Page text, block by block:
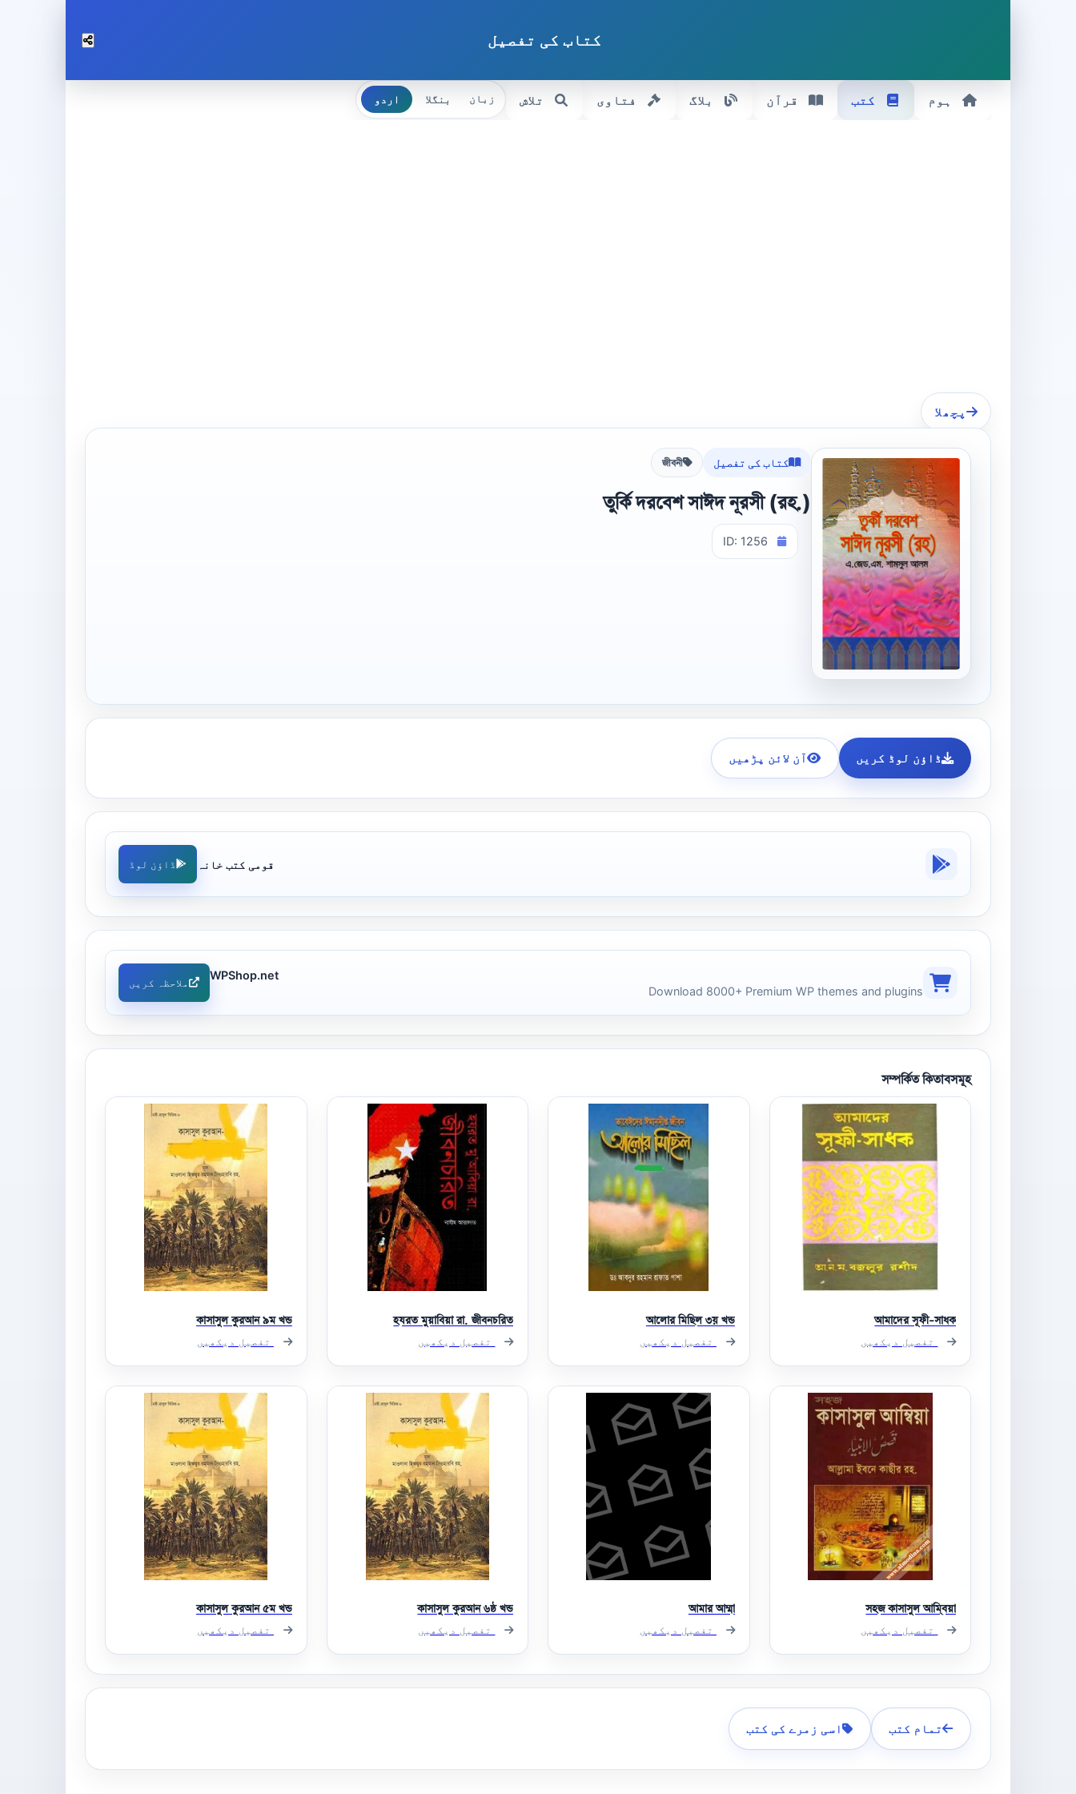
کتاب کی تفصیل
ہوم کتب قرآن بلاگ فتاوی تلاش زبان بنگلا اردو
پچھلا
کتاب کی تفصیل জীবনী
তুর্কি দরবেশ সাঈদ নূরসী (রহ.)
ID: 1256
ڈاؤن لوڈ کریں آن لائن پڑھیں
قومی کتب خانہ ڈاؤن لوڈ
WPShop.net
Download 8000+ Premium WP themes and plugins
ملاحظہ کریں
সম্পর্কিত কিতাবসমূহ
আমাদের সূফী-সাধক
تفصیل دیکھیں
আলোর মিছিল ৩য় খন্ড
تفصیل دیکھیں
হযরত মুয়াবিয়া রা. জীবনচরিত
تفصیل دیکھیں
কাসাসুল কুরআন ৯ম খন্ড
تفصیل دیکھیں
সহজ কাসাসুল আম্বিয়া
تفصیل دیکھیں
আমার আম্মা
تفصیل دیکھیں
কাসাসুল কুরআন ৬ষ্ঠ খন্ড
تفصیل دیکھیں
কাসাসুল কুরআন ৫ম খন্ড
تفصیل دیکھیں
تمام کتب اسی زمرے کی کتب